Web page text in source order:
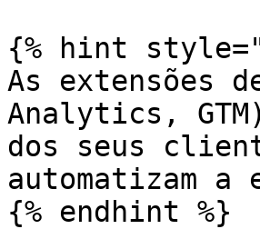
{% hint
As extensões
Analytics,
dos seus
automatizam a
{% endhint %}